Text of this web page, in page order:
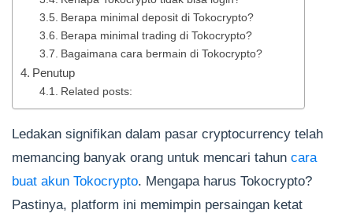
Berapa minimal deposit di Tokocrypto?
Berapa minimal trading di Tokocrypto?
Bagaimana cara bermain di Tokocrypto?
Penutup
Related posts:
Ledakan signifikan dalam pasar cryptocurrency telah
memancing banyak orang untuk mencari tahun cara
buat akun Tokocrypto. Mengapa harus Tokocrypto?
Pastinya, platform ini memimpin persaingan ketat